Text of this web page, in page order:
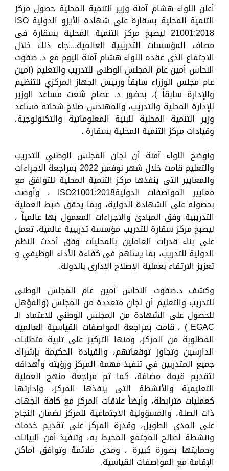
أعلن اللواء هشام آمنة وزير التنمية المحلية حصول مركز
التنمية المحلية بسقارة على شهادة الأيزو الدولية ISO
21001:2018 ليصبح مركز التنمية المحلية بسقارة فى
مصاف المؤسسات التدريبية العالمية....جاء ذلك خلال
الاجتماع الذى عقده اللواء هشام آمنة اليوم مع د. صفوت
النحاس أمين عام المجلس الوطنى للتدريب والتعليم (أمين
عام مجلس الوزراء سابقاً ورئيس الجهاز المركزي للتنظيم
والإدارة سابقاً )، بحضور د. عصام شعت مساعد الوزير
للإدارة المحلية والتدريب، والمهندس صلاح شحاته مساعد
وزير التنمية المحلية للبنية المعلوماتية والتكنولوجية،
وقيادات مركز التنمية المحلية بسقارة .
وأوضح اللواء آمنة أن لجان المجلس الوطني للتدريب
والتعليم قامت خلال شهر نوفمبر 2022 بمراجعة الاجراءات
والمعايير التى ينفذها مركز التنمية المحلية للتوافق مع
معايير المواصفات الدوليةISO21001:2018 ، وأوصت
بحصوله على الشهادة الدولية، وبما يحقق ضبط العملية
التدريبية وفق المبادئ والاجراءات المعمول بها عالمياً ،
ليصبح مركز سقارة للتدريب مؤسسة تدريبية عالمية، تعمل
على بناء قدرات العاملين بالمحليات وفق أحدث النظم
الدولية للتدريب، بما يساهم فى كفاءة الأداء الوظيفي و
تعزيز الارتقاء بعملية الإصلاح الإدارى بالدولة.
وكشف د.صفوت النحاس أمين عام المجلس الوطنى
للتدريب والتعليم أن لجان متعددة من المجلس (والمؤهل
للحصول على الشهادة من المجلس الوطني للاعتماد الـ
EGAC ) ، قامت بمراجعة المواصفات القياسية العالميه
المطلوبة من المركز، ومنها التركيز على تلبية متطلبات
الدارسين وتجاوز توقعاتهم، والقيادة الحكيمة بإشراك
جميع المتدربين في تنفيذ مهمة المركز ورؤيته وأهدافه
لتقديم قيمة مضافة، كما تم مراجعة منهج العملية
التعليمية والأنشطة التى ينفذها المركز، وإدارتها
كعمليات مترابطة، وأيضاً علاقات المركز مع كافة الجهات
ذات الصلة، والمسؤولية الاجتماعية للمركز لضمان النجاح
على المدى الطويل، وقدرة المركز على تقديم خدمات
وأنشطة لصالح المجتمع المحيط به، وتنفيذ أمن البيانات
وحمايتها بصورة كبيرة ، ومدى ملائمة وتوافق أماكن
الإقامة مع المواصفات القياسية.